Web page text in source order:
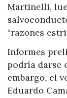
Martinelli,
“razones
Informes
podría darse
embargo, el
Eduardo